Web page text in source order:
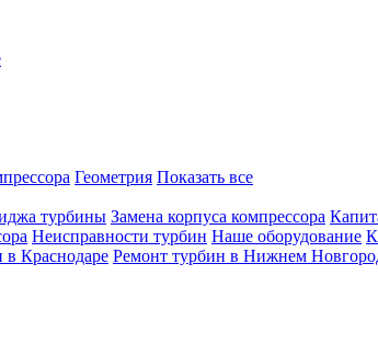
Геометрия Показать все
турбины Замена корпуса компрессора
Неисправности турбин Наше оборудование
в Краснодаре Ремонт турбин в Нижнем